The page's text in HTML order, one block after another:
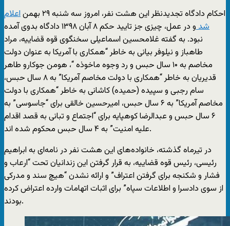
احکام دادگاه تجدیدنظر این هشت نفر، امروز سه شنبه ۲۹ بهمن
اعلام
شد
و در عمل، چیزی جز تایید حکم ۸ آبان ۱۳۹۸ دادگاه بدوی آمده
نبود. به گفته غلامحسین اسماعیلی سخنگوی قوه قضاییه، مراد
طاهباز و نیلوفر بیانی به خاطر “همکاری با آمریکا به عنوان دولت
مخاصم به ۱۰ سال حبس و رد وجوه ماخوذه “، هومن جوکارو طاهر
قدیریان به خاطر “همکاری با دولت مخاصم آمریکا” به ۸ سال حبس،
سام رجبی و سپیده (حمیده) کاشانی به خاطر “همکاری با دولت
مخاصم آمریکا” به ۶ سال حبس، امیرحسین خالقی برای “جاسوسی” به
۶ سال حبس و عبدالرضا کوهپایه برای “اجتماع و تبانی به قصد اقدام
علیه امنیت” به ۴ سال حبس محکوم شده اند.
در تیرماه گذشته، خانواده‌های این هشت نفر در نامه‌ای به ابراهیم
رئیسی، رئیس قوه قضاییه، به قرار گرفتن این زندانیان تحت “ارعاب و
فشار و شکنجه برای گرفتن اعتراف” و ارائه نشدن “هیچ سند و مدرکی
از سوی دادسرا و اطلاعات سپاه” برای اثبات اتهامات وارده اعتراض کرده
بودند.